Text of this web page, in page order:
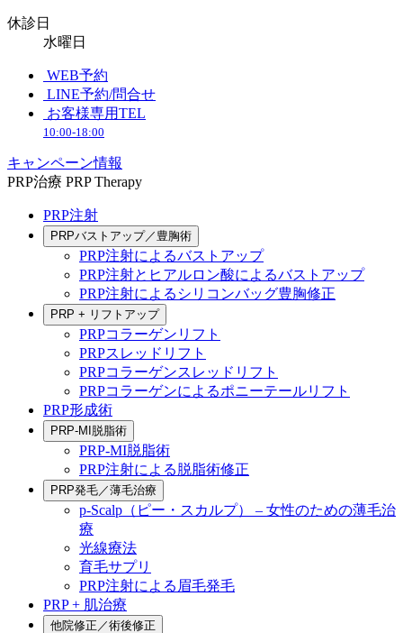
休診日
水曜日
WEB予約
LINE予約/問合せ
お客様専用TEL
10:00-18:00
キャンペーン情報
PRP治療 PRP Therapy
PRP注射
PRPバストアップ／豊胸術
PRP注射によるバストアップ
PRP注射とヒアルロン酸によるバストアップ
PRP注射によるシリコンバッグ豊胸修正
PRP + リフトアップ
PRPコラーゲンリフト
PRPスレッドリフト
PRPコラーゲンスレッドリフト
PRPコラーゲンによるポニーテールリフト
PRP形成術
PRP-MI脱脂術
PRP-MI脱脂術
PRP注射による脱脂術修正
PRP発毛／薄毛治療
p-Scalp（ピー・スカルプ） – 女性のための薄毛治
療
光線療法
育毛サプリ
PRP注射による眉毛発毛
PRP + 肌治療
他院修正／術後修正